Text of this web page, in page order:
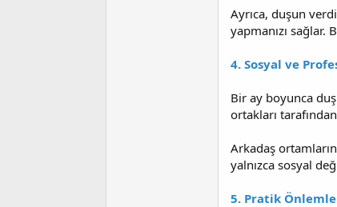
Ayrıca, duşun
yapmanızı sağlar.
4. Sosyal ve
Bir ay boyunca
ortakları
Arkadaş
yalnızca sosyal
5. Pratik